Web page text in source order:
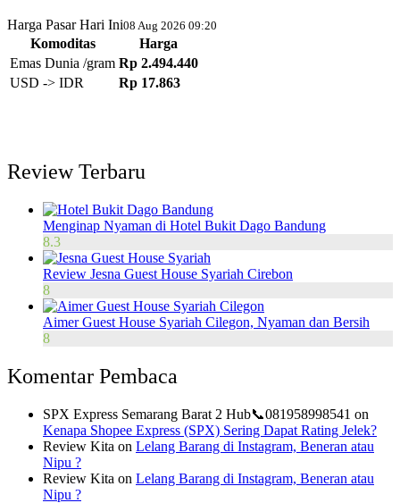
Harga Pasar Hari Ini08 Aug 2026 09:20
Komoditas
Harga
Emas Dunia /gram Rp 2.494.440
USD -> IDR
Rp 17.863
Review Terbaru
Menginap Nyaman di Hotel Bukit Dago Bandung
8.3
Review Jesna Guest House Syariah Cirebon
8
Aimer Guest House Syariah Cilegon, Nyaman dan Bersih
8
Komentar Pembaca
SPX Express Semarang Barat 2 Hub📞081958998541 on
Kenapa Shopee Express (SPX) Sering Dapat Rating Jelek?
Review Kita on Lelang Barang di Instagram, Beneran atau
Nipu ?
Review Kita on Lelang Barang di Instagram, Beneran atau
Nipu ?